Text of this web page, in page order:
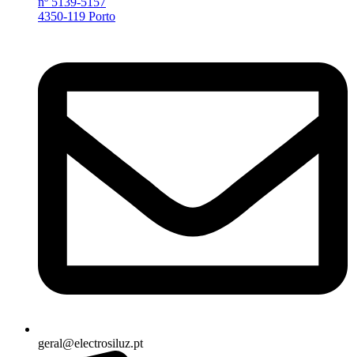
4350-119 Porto
geral@electrosiluz.pt